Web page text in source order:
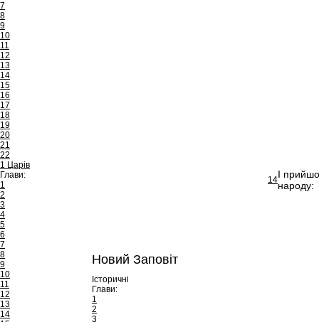
7
8
9
10
11
12
13
14
15
16
17
18
19
20
21
22
1 Царів
Глави:
1
2
3
4
5
6
7
8
9
10
11
12
13
14
Новий Заповіт
Історичні
Глави:
1
2
3
14І
народу: